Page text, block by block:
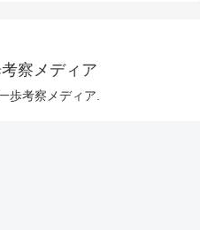
察メディア
歩考察メディア.